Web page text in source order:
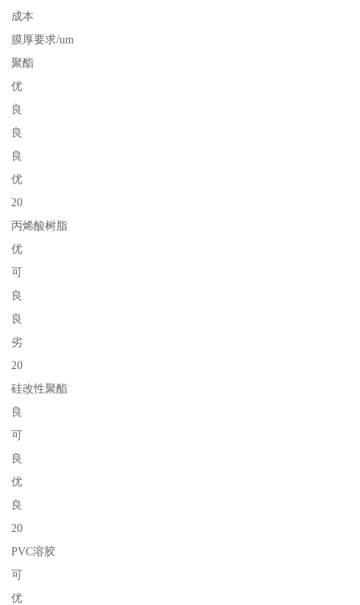
成本
膜厚要求/um
聚酯
优
良
良
良
优
20
丙烯酸树脂
优
可
良
良
劣
20
硅改性聚酯
良
可
良
优
良
20
PVC溶胶
可
优